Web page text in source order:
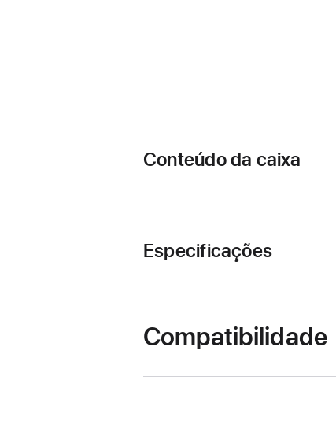
Conteúdo da caixa
Especificações
Compatibilidade